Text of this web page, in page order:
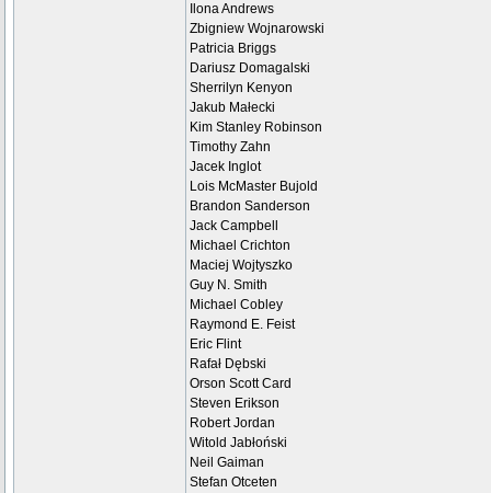
Ilona Andrews
Zbigniew Wojnarowski
Patricia Briggs
Dariusz Domagalski
Sherrilyn Kenyon
Jakub Małecki
Kim Stanley Robinson
Timothy Zahn
Jacek Inglot
Lois McMaster Bujold
Brandon Sanderson
Jack Campbell
Michael Crichton
Maciej Wojtyszko
Guy N. Smith
Michael Cobley
Raymond E. Feist
Eric Flint
Rafał Dębski
Orson Scott Card
Steven Erikson
Robert Jordan
Witold Jabłoński
Neil Gaiman
Stefan Otceten